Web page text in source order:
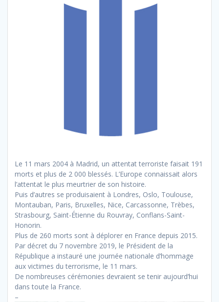
Le 11 mars 2004 à Madrid, un attentat terroriste faisait 191
morts et plus de 2 000 blessés. L’Europe connaissait alors
l’attentat le plus meurtrier de son histoire.
Puis d’autres se produisaient à Londres, Oslo, Toulouse,
Montauban, Paris, Bruxelles, Nice, Carcassonne, Trèbes,
Strasbourg, Saint-Étienne du Rouvray, Conflans-Saint-
Honorin.
Plus de 260 morts sont à déplorer en France depuis 2015.
Par décret du 7 novembre 2019, le Président de la
République a instauré une journée nationale d’hommage
aux victimes du terrorisme, le 11 mars.
De nombreuses cérémonies devraient se tenir aujourd’hui
dans toute la France.
–